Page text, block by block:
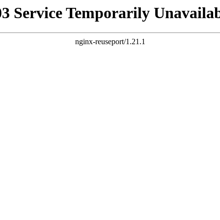
Service Temporarily
nginx-reuseport/1.21.1